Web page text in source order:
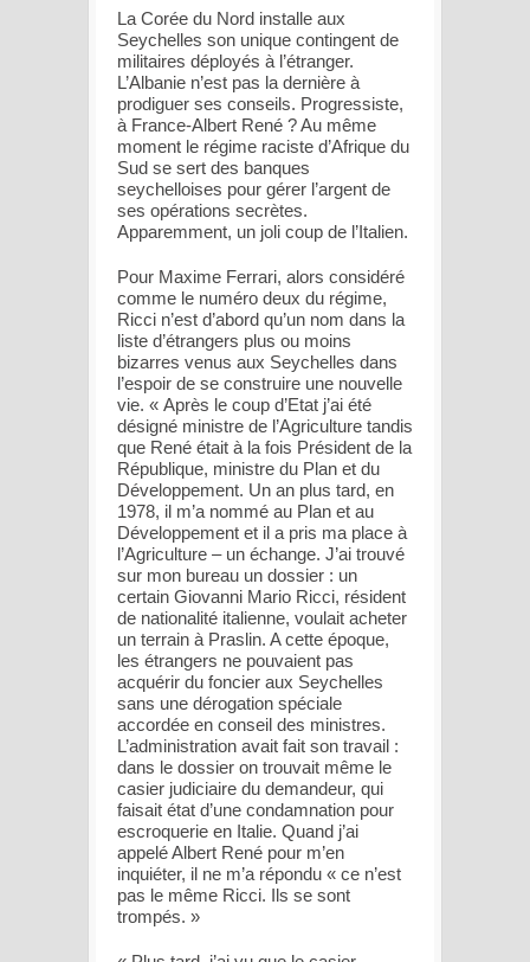
La Corée du Nord installe aux
Seychelles son unique contingent de
militaires déployés à l’étranger.
L’Albanie n’est pas la dernière à
prodiguer ses conseils. Progressiste,
à France-Albert René ? Au même
moment le régime raciste d’Afrique du
Sud se sert des banques
seychelloises pour gérer l’argent de
ses opérations secrètes.
Apparemment, un joli coup de l’Italien.
Pour Maxime Ferrari, alors considéré
comme le numéro deux du régime,
Ricci n’est d’abord qu’un nom dans la
liste d’étrangers plus ou moins
bizarres venus aux Seychelles dans
l’espoir de se construire une nouvelle
vie. « Après le coup d’Etat j’ai été
désigné ministre de l’Agriculture tandis
que René était à la fois Président de la
République, ministre du Plan et du
Développement. Un an plus tard, en
1978, il m’a nommé au Plan et au
Développement et il a pris ma place à
l’Agriculture – un échange. J’ai trouvé
sur mon bureau un dossier : un
certain Giovanni Mario Ricci, résident
de nationalité italienne, voulait acheter
un terrain à Praslin. A cette époque,
les étrangers ne pouvaient pas
acquérir du foncier aux Seychelles
sans une dérogation spéciale
accordée en conseil des ministres.
L’administration avait fait son travail :
dans le dossier on trouvait même le
casier judiciaire du demandeur, qui
faisait état d’une condamnation pour
escroquerie en Italie. Quand j’ai
appelé Albert René pour m’en
inquiéter, il ne m’a répondu « ce n’est
pas le même Ricci. Ils se sont
trompés. »